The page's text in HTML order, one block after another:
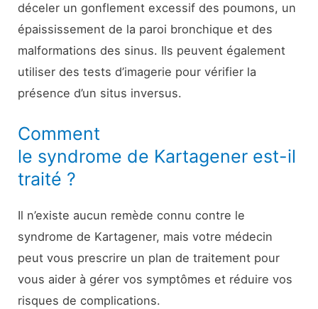
déceler un gonflement excessif des poumons, un
épaississement de la paroi bronchique et des
malformations des sinus. Ils peuvent également
utiliser des tests d’imagerie pour vérifier la
présence d’un situs inversus.
Comment
le syndrome de Kartagener est-il
traité ?
Il n’existe aucun remède connu contre le
syndrome de Kartagener, mais votre médecin
peut vous prescrire un plan de traitement pour
vous aider à gérer vos symptômes et réduire vos
risques de complications.